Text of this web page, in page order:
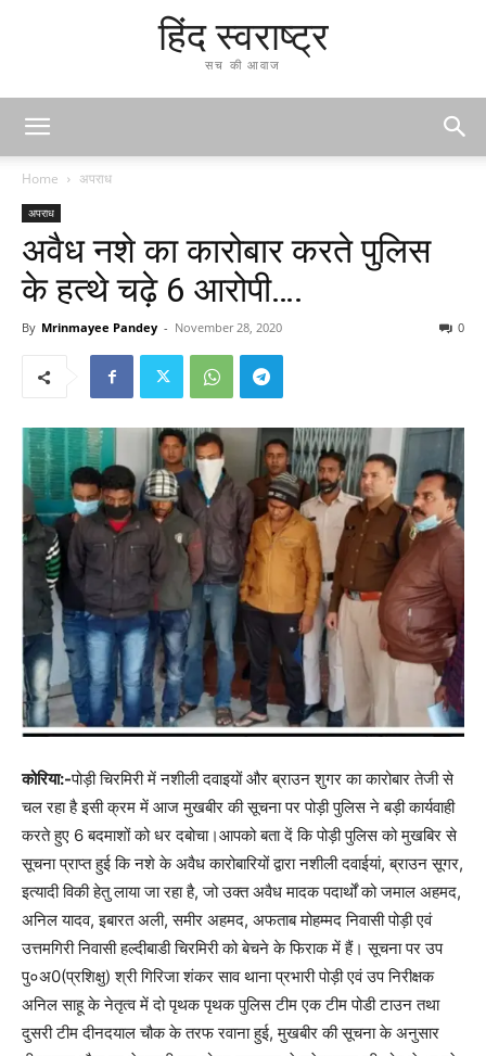
हिंद स्वराष्ट्र
सच की आवाज
Home अपराध
अपराध
अवैध नशे का कारोबार करते पुलिस
के हत्थे चढ़े 6 आरोपी….
By Mrinmayee Pandey - November 28, 2020 0
कोरिया:-पोड़ी चिरमिरी में नशीली दवाइयों और ब्राउन शुगर का कारोबार तेजी से
चल रहा है इसी क्रम में आज मुखबीर की सूचना पर पोड़ी पुलिस ने बड़ी कार्यवाही
करते हुए 6 बदमाशों को धर दबोचा।आपको बता दें कि पोड़ी पुलिस को मुखबिर से
सूचना प्राप्त हुई कि नशे के अवैध कारोबारियों द्वारा नशीली दवाईयां, ब्राउन सूगर,
इत्यादी विकी हेतु लाया जा रहा है, जो उक्त अवैध मादक पदार्थों को जमाल अहमद,
अनिल यादव, इबारत अली, समीर अहमद, अफताब मोहम्मद निवासी पोड़ी एवं
उत्तमगिरी निवासी हल्दीबाडी चिरमिरी को बेचने के फिराक में हैं। सूचना पर उप
पु०अ0(प्रशिक्षु) श्री गिरिजा शंकर साव थाना प्रभारी पोड़ी एवं उप निरीक्षक
अनिल साहू के नेतृत्व में दो पृथक पृथक पुलिस टीम एक टीम पोडी टाउन तथा
दुसरी टीम दीनदयाल चौक के तरफ रवाना हुई, मुखबीर की सूचना के अनुसार